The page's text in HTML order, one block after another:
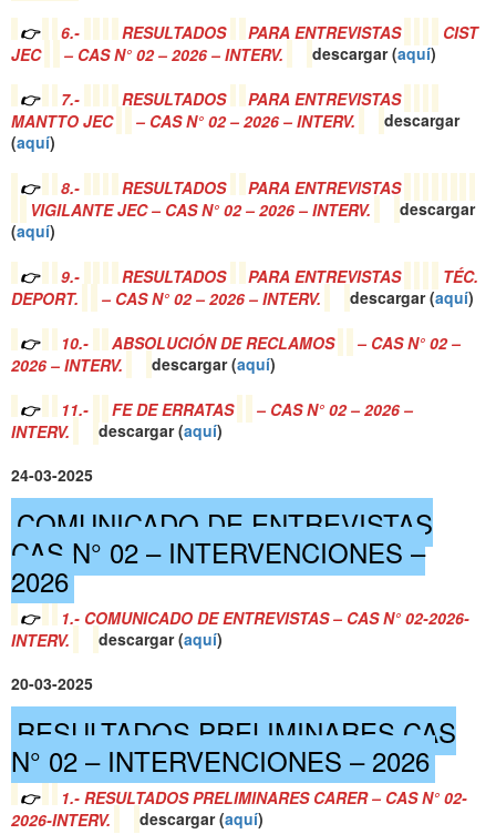
👉
6.- RESULTADOS PARA ENTREVISTAS
CIST
JEC
– CAS N° 02 – 2026 – INTERV. descargar (aquí)
👉
7.- RESULTADOS
PARA ENTREVISTAS
MANTTO JEC
– CAS N° 02 – 2026 – INTERV.
descargar
(aquí)
👉
8.- RESULTADOS
PARA ENTREVISTAS
VIGILANTE JEC – CAS N° 02 – 2026 – INTERV.
descargar
(aquí)
👉
9.- RESULTADOS PARA ENTREVISTAS
TÉC.
DEPORT.
– CAS N° 02 – 2026 – INTERV. descargar (aquí)
👉
10.- ABSOLUCIÓN DE RECLAMOS
– CAS N° 02 –
2026 – INTERV.
descargar (aquí)
👉
11.- FE DE ERRATAS
– CAS N° 02 – 2026 –
INTERV.
descargar (aquí)
24-03-2025
COMUNICADO DE ENTREVISTAS
CAS N° 02 – INTERVENCIONES –
2026
👉
1.- COMUNICADO DE ENTREVISTAS – CAS N° 02-2026-
INTERV.
descargar (aquí)
20-03-2025
RESULTADOS PRELIMINARES CAS
N° 02 – INTERVENCIONES – 2026
👉
1.- RESULTADOS PRELIMINARES CARER – CAS N° 02-
2026-INTERV.
descargar (aquí)